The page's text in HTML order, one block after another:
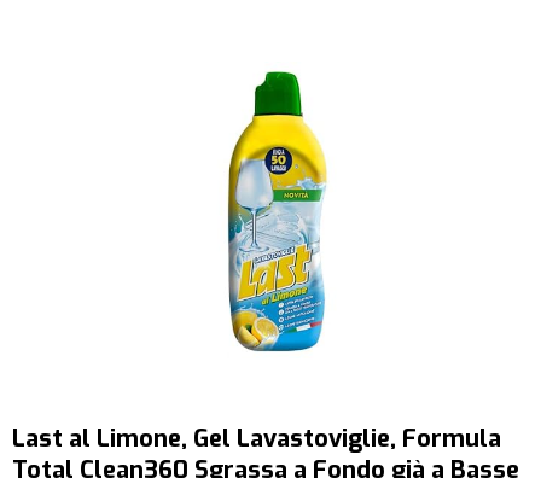
Last al Limone, Gel Lavastoviglie, Formula
Total Clean360 Sgrassa a Fondo già a Basse